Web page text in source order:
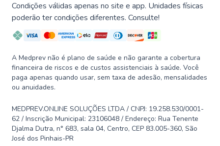
Condições válidas apenas no site e app. Unidades físicas
poderão ter condições diferentes. Consulte!
A Medprev não é plano de saúde e não garante a cobertura
financeira de riscos e de custos assistenciais à saúde. Você
paga apenas quando usar, sem taxa de adesão, mensalidades
ou anuidades.
MEDPREV.ONLINE SOLUÇÕES LTDA / CNPJ: 19.258.530/0001-
62 / Inscrição Municipal: 23106048 / Endereço: Rua Tenente
Djalma Dutra, n° 683, sala 04, Centro, CEP 83.005-360, São
José dos Pinhais-PR